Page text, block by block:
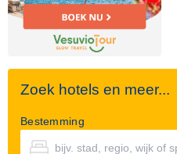
Zoek hotels en meer...
Bestemming